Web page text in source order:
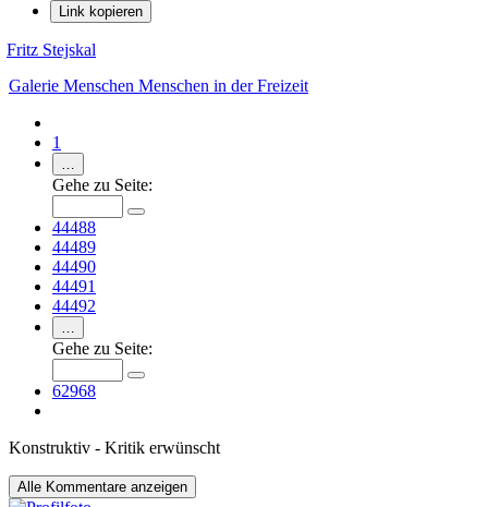
Link kopieren
Fritz Stejskal
Galerie Menschen Menschen in der Freizeit
1
…
Gehe zu Seite:
44488
44489
44490
44491
44492
…
Gehe zu Seite:
62968
Konstruktiv - Kritik erwünscht
Alle Kommentare anzeigen